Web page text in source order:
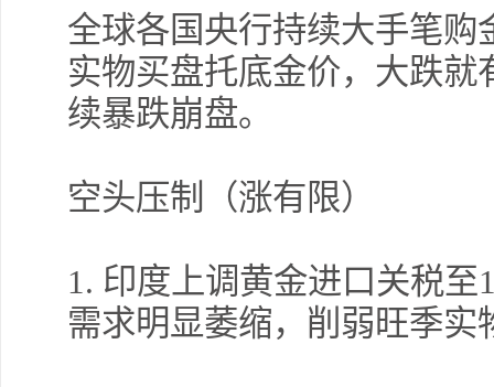
全球各国央行持续大手笔
实物买盘托底金价，大跌
续暴跌崩盘。
空头压制（涨有限）
1. 印度上调黄金进口关税至
需求明显萎缩，削弱旺季实